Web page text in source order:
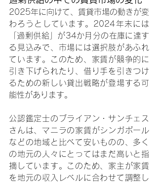
2025年に向けて、賃貸市場の動きが変
わろうとしています。2024年末には
「過剰供給」が34か月分の在庫に達す
る見込みで、市場には選択肢があふれ
ています。このため、家賃が競争的に
引き下げられたり、借り手を引きつけ
るための新しい貸出戦略が登場する可
能性があります。
公認鑑定士のブライアン・サンチェス
さんは、マニラの家賃がシンガポール
などの地域と比べて安いものの、多く
の地元の人々にとってはまだ高いと指
摘しています。このため、家主が家賃
を地元の収入レベルに合わせて調整し